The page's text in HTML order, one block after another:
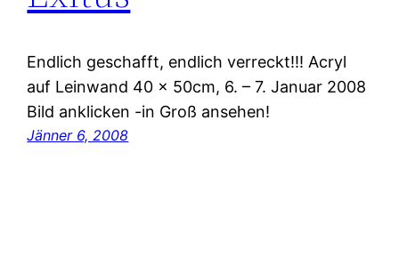
Endlich geschafft, endlich verreckt!!! Acryl
auf Leinwand 40 x 50cm, 6. – 7. Januar 2008
Bild anklicken -in Groß ansehen!
Jänner 6, 2008